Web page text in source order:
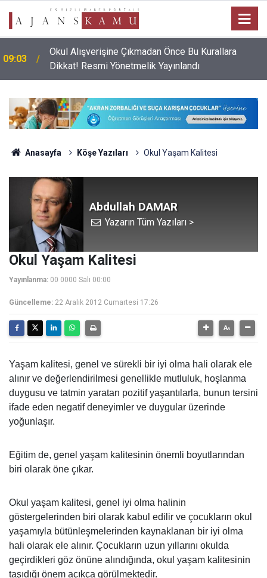
09:03
Okul Alışverişine Çıkmadan Önce Bu Kurallara
Dikkat! Resmi Yönetmelik Yayınlandı
Anasayfa Köşe Yazıları Okul Yaşam Kalitesi
Abdullah DAMAR
Yazarın Tüm Yazıları >
Okul Yaşam Kalitesi
Yayınlanma: 00 0000 Salı 00:00
Güncelleme: 22 Aralık 2012 Cumartesi 17:26
Yaşam kalitesi, genel ve sürekli bir iyi olma hali olarak ele
alınır ve değerlendirilmesi genellikle mutluluk, hoşlanma
duygusu ve tatmin yaratan pozitif yaşantılarla, bunun tersini
ifade eden negatif deneyimler ve duygular üzerinde
yoğunlaşır.
Eğitim de, genel yaşam kalitesinin önemli boyutlarından
biri olarak öne çıkar.
Okul yaşam kalitesi, genel iyi olma halinin
göstergelerinden biri olarak kabul edilir ve çocukların okul
yaşamıyla bütünleşmelerinden kaynaklanan bir iyi olma
hali olarak ele alınır. Çocukların uzun yıllarını okulda
geçirdikleri göz önüne alındığında, okul yaşam kalitesinin
taşıdığı önem açıkça görülmektedir.